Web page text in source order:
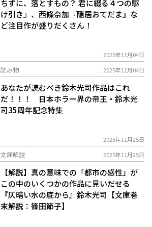
ちずに、落とすもの？ 君に綴る４つの駆
け引き』、西條奈加『隠居おてだま』な
ど注目作が盛りだくさん！
2025年12月04日
読み物 2025年12月04日
あなたが読むべき鈴木光司作品はこれ
だ！！！ 日本ホラー界の帝王・鈴木光
司35周年記念特集
2025年11月25日
文庫解説 2025年11月25日
【解説】真の意味での「都市の感性」が
この中のいくつかの作品に見いだせる――
『仄暗い水の底から』鈴木光司【文庫巻
末解説：篠田節子】